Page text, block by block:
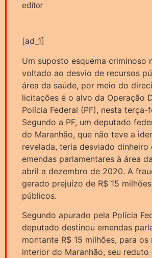
editor
[ad_1]
Um suposto esquema criminoso
voltado ao desvio de recursos
área da saúde, por meio do
licitações é o alvo da Operação
Polícia Federal (PF), nesta terça-
Segundo a PF, um deputado
do Maranhão, que não teve a
revelada, teria desviado dinheiro
emendas parlamentares à área
abril a dezembro de 2020. A
gerado prejuízo de R$ 15
públicos.
Segundo apurado pela Polícia
deputado destinou emendas
montante R$ 15 milhões, para
interior do Maranhão, seu reduto